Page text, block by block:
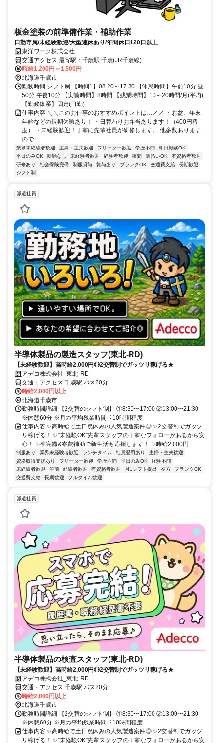
板金塗装の前準備作業・補助作業
日勤専属/未経験歓迎/大型連休あり/年間休日120日以上
東洋ワーク株式会社
交通アクセス 最寄駅：千歳駅 千歳(JR千歳線)
時給1,200円～1,500円
北海道千歳市
勤務時間 シフト制 【時間1】08:20～17:30 【休憩時間】午前10分 昼
50分 午後10分 【実働時間】8時間 【残業時間】10～20時間/月(平均)
【勤務体系】固定(日勤)
仕事内容 ＼＼このお仕事のおすすめポイントは…／／ ・お盆、年末
年始などの長期休暇あり！ ・日替わりお弁当あります！（400円程
度） ・未経験歓迎！丁寧に先輩社員が研修します。 他多数あります
ので...
業界未経験者歓迎 主婦・主夫歓迎 フリーター歓迎 学歴不問
即日勤務OK
平日のみOK
転勤なし 未経験者歓迎 経験者歓迎 夜間 週払いOK
有資格者歓迎
研修あり
社会保険完備 制服貸与 賞与あり ブランクOK 交通費支給
長期歓迎
シフト制
派遣社員
半導体製品の製造スタッフ(東北-RD)
【未経験歓迎】高時給2,000円◎2交替制でガッツリ稼げる★
アデコ株式会社_東北-RD
交通・アクセス 千歳駅 バス20分
時給2,000円以上
北海道千歳市
勤務時間詳細 【2交替のシフト制】 ①8:30〜17:00 ②13:00〜21:30
※休憩60分 ※⽉の平均残業時間︓10時間程度
仕事内容 ✨高時給で土日祝休みの人気製造案件◎ ✨2交替制でガッツ
リ稼げる！ ✨”未経験OK”先輩スタッフの丁寧なフォローがあるから安
心！ ✨寮完備&寮費補助で新生活も応援します！ ✨時給2,000円...
制服あり 業界未経験者歓迎 ランチタイム 社員登用あり
主婦・主夫歓迎
資格取得支援あり
フリーター歓迎 学歴不問 平日のみOK
経験不問
未経験者歓迎
午前 経験者歓迎 有資格者歓迎 月1シフト提出 夕方
ブランクOK
交通費支給
長期歓迎 フルタイム歓迎
派遣社員
半導体製品の検査スタッフ(東北-RD)
【未経験歓迎】高時給2,000円◎2交替制でガッツリ稼げる★
アデコ株式会社_東北-RD
交通・アクセス 千歳駅 バス20分
時給2,000円以上
北海道千歳市
勤務時間詳細 【2交替のシフト制】 ①8:30〜17:00 ②13:00〜21:30
※休憩60分 ※⽉の平均残業時間︓10時間程度
仕事内容 ✨高時給で土日祝休みの人気製造案件◎ ✨2交替制でガッツ
リ稼げる！ ✨”未経験OK”先輩スタッフの丁寧なフォローがあるから安